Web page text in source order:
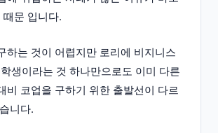
때문 입니다.
하는 것이 어렵지만 로리에 비지니스
생이라는 것 하나만으로도 이미 다른
비 코업을 구하기 위한 출발선이 다르
니다.